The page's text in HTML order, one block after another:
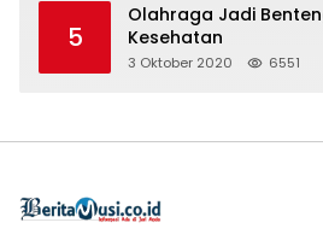
5
Olahraga Jadi
Kesehatan
3 Oktober 2020 6551